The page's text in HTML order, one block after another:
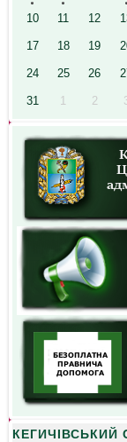
10 11 12
17 18 19
24 25 26
31 1 2